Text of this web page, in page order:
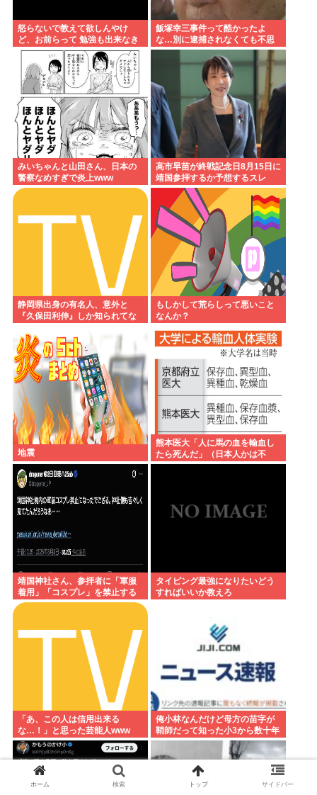
怒らないで教えて欲しんやけ
ど、お前らって 勉強も出来なき
ゃスポーツも出来ない 面白くも
なければ顔も悪い クラスの5軍
だったよね？
飯塚幸三事件って酷かったよ
な…別に逮捕されなくても不思
議は無いのに上級上級叩かれま
くってさ
みいちゃんと山田さん、日本の
警察なめすぎで炎上www
高市早苗が終戦記念日8月15日に
靖国参拝するか予想するスレ
静岡県出身の有名人、意外と
『久保田利伸』しか知られてな
もしかして荒らしって悪いこと
なんか？
地震
熊本医大「人に馬の血を輸血し
たら死んだ」（日本人かは不
明）
靖国神社さん、参拝者に「軍服
着用」「コスプレ」を禁止する
声明を出してしまうwww
タイピング最強になりたいどう
すればいいか教えろ
「あ、この人は信用出来る
な…！」と思った芸能人www
俺小林なんだけど母方の苗字が
鞘師だって知った小3から数十年
毎日悔しくて泣いてる
ホーム 検索 トップ サイドバー